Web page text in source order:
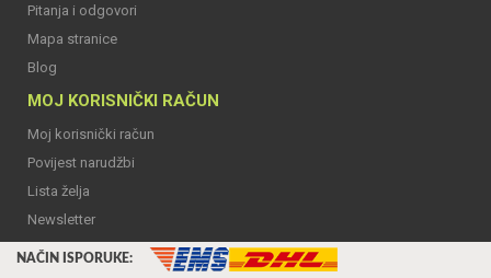
Pitanja i odgovori
Mapa stranice
Blog
MOJ KORISNIČKI RAČUN
Moj korisnički račun
Povijest narudžbi
Lista želja
Newsletter
NAČIN ISPORUKE: